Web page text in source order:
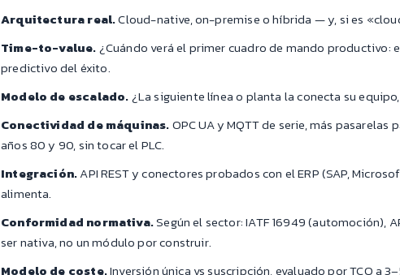
Arquitectura real.Cloud-native, on-premise o híbrida — y, si es
Time-to-value.¿Cuándo verá el primer cuadro de mando productivo:
predictivo del éxito.
Modelo de escalado.¿La siguiente línea o planta la conecta su
Conectividad de máquinas.OPC UA y MQTT de serie, más
años 80 y 90, sin tocar el PLC.
Integración.API REST y conectores probados con el ERP (SAP,
alimenta.
Conformidad normativa.Según el sector: IATF 16949 (automoción),
ser nativa, no un módulo por construir.
Modelo de coste.Inversión única vs suscripción, evaluado por TCO a